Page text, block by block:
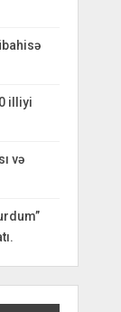
illiyi
və